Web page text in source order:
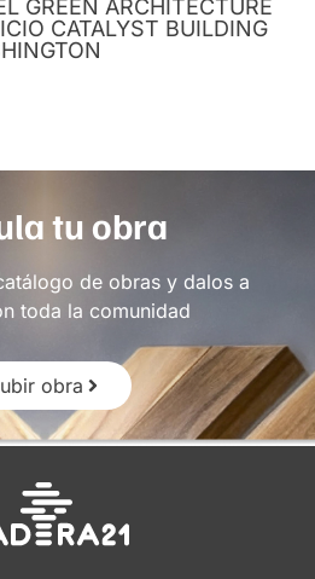
GREEN ARCHITECTURE
CATALYST BUILDING
tu obra
de obras y dalos a
toda la comunidad
obra